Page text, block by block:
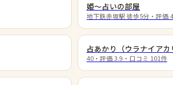
姫〜占いの部屋
地下鉄赤坂駅 徒歩5分 ・評価
占あかり（ウラナイアカ
40 ・評価 3.9 ・口コミ 101件